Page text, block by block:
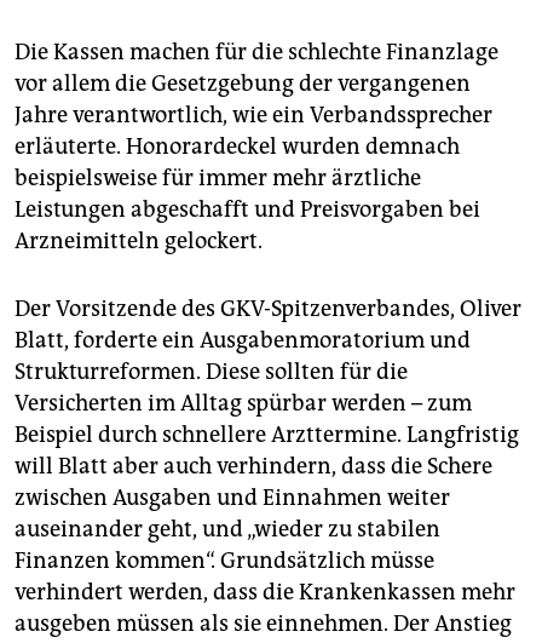
Die Kassen machen für die schlechte Finanzlage
vor allem die Gesetzgebung der vergangenen
Jahre verantwortlich, wie ein Verbandssprecher
erläuterte. Honorardeckel wurden demnach
beispielsweise für immer mehr ärztliche
Leistungen abgeschafft und Preisvorgaben bei
Arzneimitteln gelockert.
Der Vorsitzende des GKV-Spitzenverbandes, Oliver
Blatt, forderte ein Ausgabenmoratorium und
Strukturreformen. Diese sollten für die
Versicherten im Alltag spürbar werden – zum
Beispiel durch schnellere Arzttermine. Langfristig
will Blatt aber auch verhindern, dass die Schere
zwischen Ausgaben und Einnahmen weiter
auseinander geht, und „wieder zu stabilen
Finanzen kommen“. Grundsätzlich müsse
verhindert werden, dass die Krankenkassen mehr
ausgeben müssen als sie einnehmen. Der Anstieg